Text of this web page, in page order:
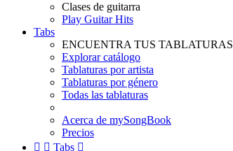
Clases de guitarra
Play Guitar Hits
Tabs
ENCUENTRA TUS TABLATURAS
Explorar catálogo
Tablaturas por artista
Tablaturas por género
Todas las tablaturas
Acerca de mySongBook
Precios
  Tabs 